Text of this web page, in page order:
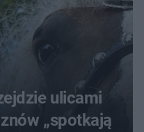
ulicami
„spotkają